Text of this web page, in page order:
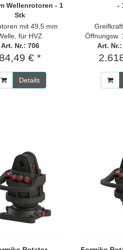
Wellenrotoren - 1
Stk
mit 49,5 mm
für HVZ
Art. Nr.: 706
84,49 € *
Details
-
Öffnungsw.
Art.